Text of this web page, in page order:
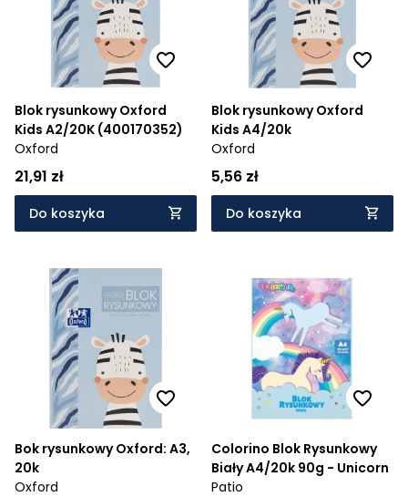
Blok rysunkowy Oxford
Kids A2/20K (400170352)
Oxford
21,91 zł
Do koszyka
Blok rysunkowy Oxford
Kids A4/20k
Oxford
5,56 zł
Do koszyka
Bok rysunkowy Oxford: A3,
20k
Oxford
Colorino Blok Rysunkowy
Biały A4/20k 90g - Unicorn
Patio